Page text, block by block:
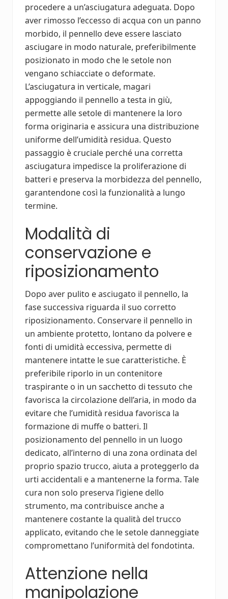
procedere a un’asciugatura adeguata. Dopo
aver rimosso l’eccesso di acqua con un panno
morbido, il pennello deve essere lasciato
asciugare in modo naturale, preferibilmente
posizionato in modo che le setole non
vengano schiacciate o deformate.
L’asciugatura in verticale, magari
appoggiando il pennello a testa in giù,
permette alle setole di mantenere la loro
forma originaria e assicura una distribuzione
uniforme dell’umidità residua. Questo
passaggio è cruciale perché una corretta
asciugatura impedisce la proliferazione di
batteri e preserva la morbidezza del pennello,
garantendone così la funzionalità a lungo
termine.
Modalità di
conservazione e
riposizionamento
Dopo aver pulito e asciugato il pennello, la
fase successiva riguarda il suo corretto
riposizionamento. Conservare il pennello in
un ambiente protetto, lontano da polvere e
fonti di umidità eccessiva, permette di
mantenere intatte le sue caratteristiche. È
preferibile riporlo in un contenitore
traspirante o in un sacchetto di tessuto che
favorisca la circolazione dell’aria, in modo da
evitare che l’umidità residua favorisca la
formazione di muffe o batteri. Il
posizionamento del pennello in un luogo
dedicato, all’interno di una zona ordinata del
proprio spazio trucco, aiuta a proteggerlo da
urti accidentali e a mantenerne la forma. Tale
cura non solo preserva l’igiene dello
strumento, ma contribuisce anche a
mantenere costante la qualità del trucco
applicato, evitando che le setole danneggiate
compromettano l’uniformità del fondotinta.
Attenzione nella
manipolazione